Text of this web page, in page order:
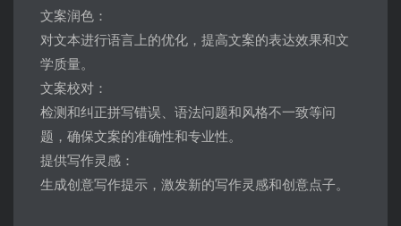
文案润色：
对文本进行语言上的优化，提高文案的表达效果和文
学质量。
文案校对：
检测和纠正拼写错误、语法问题和风格不一致等问
题，确保文案的准确性和专业性。
提供写作灵感：
生成创意写作提示，激发新的写作灵感和创意点子。